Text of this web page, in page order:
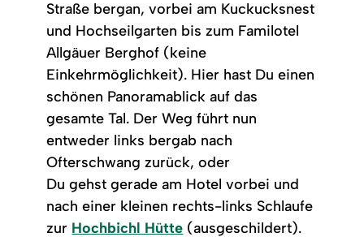
Straße bergan, vorbei am Kuckucksnest
und Hochseilgarten bis zum Familotel
Allgäuer Berghof (keine
Einkehrmöglichkeit). Hier hast Du einen
schönen Panoramablick auf das
gesamte Tal. Der Weg führt nun
entweder links bergab nach
Ofterschwang zurück, oder
Du gehst gerade am Hotel vorbei und
nach einer kleinen rechts-links Schlaufe
zur Hochbichl Hütte (ausgeschildert).